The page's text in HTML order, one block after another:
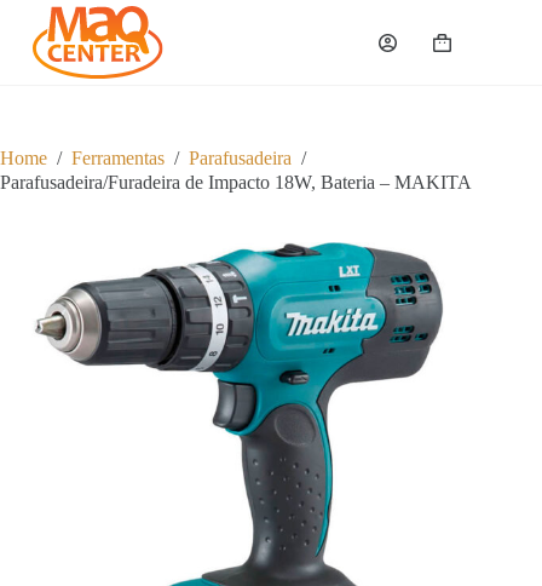
u
a
r
Carrinho
Home / Ferramentas / Parafusadeira /
Parafusadeira/Furadeira de Impacto 18W, Bateria – MAKITA